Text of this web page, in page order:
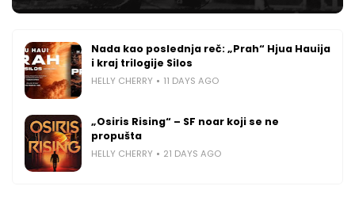
Nada kao poslednja reč: „Prah“ Hjua Hauija
i kraj trilogije Silos
HELLY CHERRY 11 DAYS AGO
„Osiris Rising“ – SF noar koji se ne
propušta
HELLY CHERRY 21 DAYS AGO